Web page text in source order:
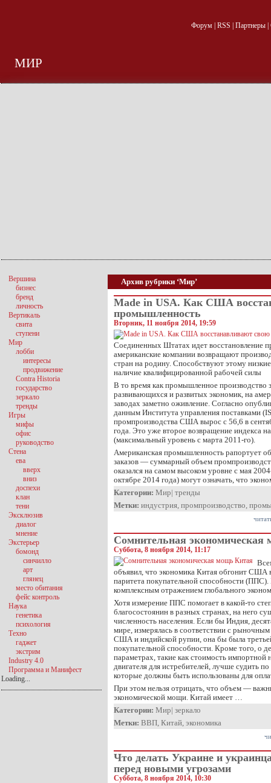
Форум| RSS Партнеры|
МИР
Архив рубрики ‘Мир’
Made in USA. Как США
промышленность
Вторник, 11 ноября 2014, 19:59
Соединенных Штатах идет восстановление
американские компании возвращают
стран на родину. Способствуют этому
наличие квалифицированной рабочей силы
В то время как промышленное производство
развивающихся и развитых экономик, на
заводах заметно оживление. Согласно
данным Института управления поставками
промпроизводства США вырос с 56,6 в
года. Это уже второе возвращение индекса
(максимальный уровень с марта 2011-го).
Американская промышленность рапортует
заказов — суммарный объем
оказался на самом высоком уровне с мая
октябре 2014 года) могут означать, что
Категории: Мир| тренды
Метки: индустрия, промпроизводство,
Сомнительная
Суббота, 8 ноября 2014, 11:17
объявил, что экономика Китая обгонит США
паритета покупательной способности (ППС).
комплексным отражением глобального
Хотя измерение ППС помогает в какой-то
благосостоянин в разных странах, на него
численность населения. Если бы Индия,
мире, измерялась в соответствии с
США и индийской рупии, она бы была
покупательной способности. Кроме того, о
параметрах, такие как стоимость импортной
двигателя для истребителей, лучше судить
которые должны быть использованы для
При этом нельзя отрицать, что объем —
экономической мощи. Китай имеет …
Категории: Мир| зеркало
Метки: ВВП, Китай, экономика
Что делать Украине и
перед новыми угрозами
Суббота, 8 ноября 2014, 10:30
Вершина
бизнес
бренд
личность
Вертикаль
свита
ступени
Мир
лобби
интересы
продвижение
Contra Historia
государство
зеркало
тренды
Игры
мифы
офис
руководство
Стена
ева
вверх
вниз
доспехи
клан
тени
Эксклюзив
диалог
мнение
Экстерьер
бомонд
синчилло
арт
глянец
место обитания
фейс контроль
Наука
генетика
психология
Техно
гаджет
экстрим
Industry 4.0
Программа и Манифест
Loading...